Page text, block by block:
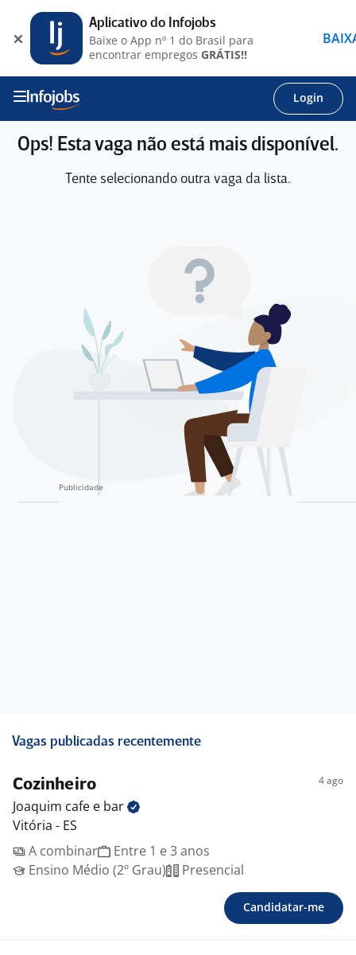
Login
Ops! Esta vaga não está mais disponível.
Tente selecionando outra vaga da lista.
Vagas publicadas recentemente
Cozinheiro 4 ago
Joaquim cafe e bar
Vitória - ES
A combinar
Entre 1 e 3 anos
Ensino Médio (2º Grau)
Presencial
Candidatar-me
Aplicativo do Infojobs
Baixe o App nº 1 do Brasil para
encontrar empregos GRÁTIS!!